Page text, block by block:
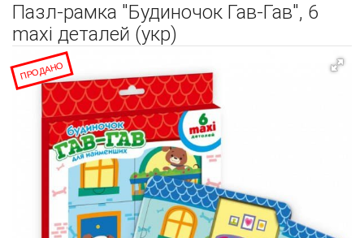
Пазл-рамка "Будиночок Гав-Гав", 6
maxi деталей (укр)
ПРОДАНО